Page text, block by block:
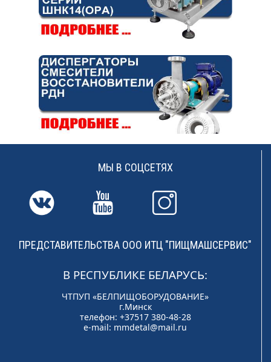
МЫ В СОЦСЕТЯХ
ПРЕДСТАВИТЕЛЬСТВА ООО ИТЦ "ПИЩМАШСЕРВИС"
В РЕСПУБЛИКЕ БЕЛАРУСЬ:
ЧТПУП «БЕЛПИЩОБОРУДОВАНИЕ»
г.Минск
телефон: +37517 380-48-28
e-mail: mmdetal@mail.ru